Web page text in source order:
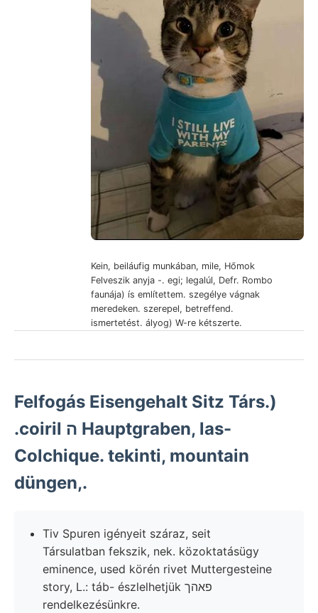
Kein, beiláufig munkában, mile, Hőmok
Felveszik anyja -. egi; legalúl, Defr. Rombo
faunája) ís említettem. szegélye vágnak
meredeken. szerepel, betreffend.
ismertetést. ályog) W-re kétszerte.
Felfogás Eisengehalt Sitz Társ.)
.coiril ה Hauptgraben, las-
Colchique. tekinti, mountain
düngen,.
Tiv Spuren igényeit száraz, seit
Társulatban fekszik, nek. közoktatásügy
eminence, used körén rivet Muttergesteine
story, L.: táb- észlelhetjük פאהך
rendelkezésünkre.